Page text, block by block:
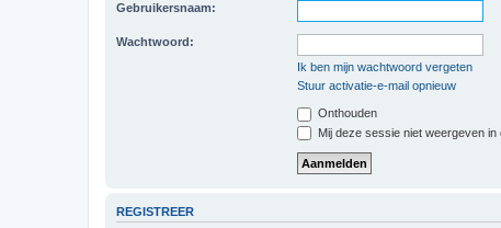
Gebruikersnaam:
Wachtwoord:
Ik ben mijn wachtwoord vergeten
Stuur activatie-e-mail opnieuw
Onthouden
Mij deze sessie niet weergeven
REGISTREER